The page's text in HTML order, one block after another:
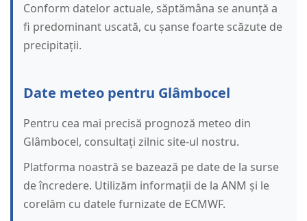
Conform datelor actuale, săptămâna se anunță a
fi predominant uscată, cu șanse foarte scăzute de
precipitații.
Date meteo pentru Glâmbocel
Pentru cea mai precisă prognoză meteo din
Glâmbocel, consultați zilnic site-ul nostru.
Platforma noastră se bazează pe date de la surse
de încredere. Utilizăm informații de la ANM și le
corelăm cu datele furnizate de ECMWF.